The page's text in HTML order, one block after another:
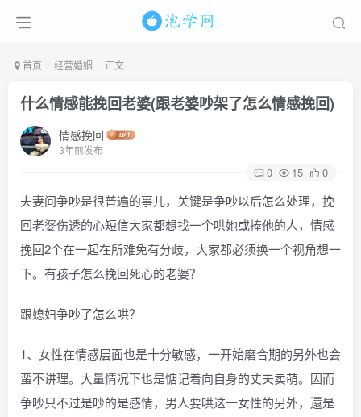
首页 经营婚姻 正文
什么情感能挽回老婆(跟老婆吵架了怎么情感挽回)
情感挽回
3年前发布
0 15 0
夫妻间争吵是很普遍的事儿，关键是争吵以后怎么处理，挽
回老婆伤透的心短信大家都想找一个哄她或捧他的人，情感
挽回2个在一起在所难免有分歧，大家都必须换一个视角想一
下。有孩子怎么挽回死心的老婆？
跟媳妇争吵了怎么哄？
1、女性在情感层面也是十分敏感，一开始磨合期的另外也会
蛮不讲理。大量情况下也是惦记着向自身的丈夫卖萌。因而
争吵只不过是吵的是感情，男人要哄这一女性的另外，還是